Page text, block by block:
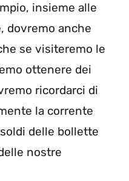
insieme alle
dovremo anche
se visiteremo le
ottenere dei
ricordarci di
la corrente
delle bollette
nostre